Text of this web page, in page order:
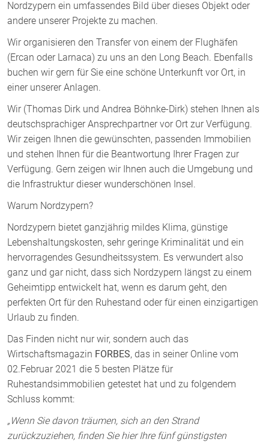
Nordzypern ein umfassendes Bild über dieses Objekt oder
andere unserer Projekte zu machen.
Wir organisieren den Transfer von einem der Flughäfen
(Ercan oder Larnaca) zu uns an den Long Beach. Ebenfalls
buchen wir gern für Sie eine schöne Unterkunft vor Ort, in
einer unserer Anlagen.
Wir (Thomas Dirk und Andrea Böhnke-Dirk) stehen Ihnen als
deutschsprachiger Ansprechpartner vor Ort zur Verfügung.
Wir zeigen Ihnen die gewünschten, passenden Immobilien
und stehen Ihnen für die Beantwortung Ihrer Fragen zur
Verfügung. Gern zeigen wir Ihnen auch die Umgebung und
die Infrastruktur dieser wunderschönen Insel.
Warum Nordzypern?
Nordzypern bietet ganzjährig mildes Klima, günstige
Lebenshaltungskosten, sehr geringe Kriminalität und ein
hervorragendes Gesundheitssystem. Es verwundert also
ganz und gar nicht, dass sich Nordzypern längst zu einem
Geheimtipp entwickelt hat, wenn es darum geht, den
perfekten Ort für den Ruhestand oder für einen einzigartigen
Urlaub zu finden.
Das Finden nicht nur wir, sondern auch das
Wirtschaftsmagazin FORBES, das in seiner Online vom
02.Februar 2021 die 5 besten Plätze für
Ruhestandsimmobilien getestet hat und zu folgendem
Schluss kommt:
„Wenn Sie davon träumen, sich an den Strand
zurückzuziehen, finden Sie hier Ihre fünf günstigsten